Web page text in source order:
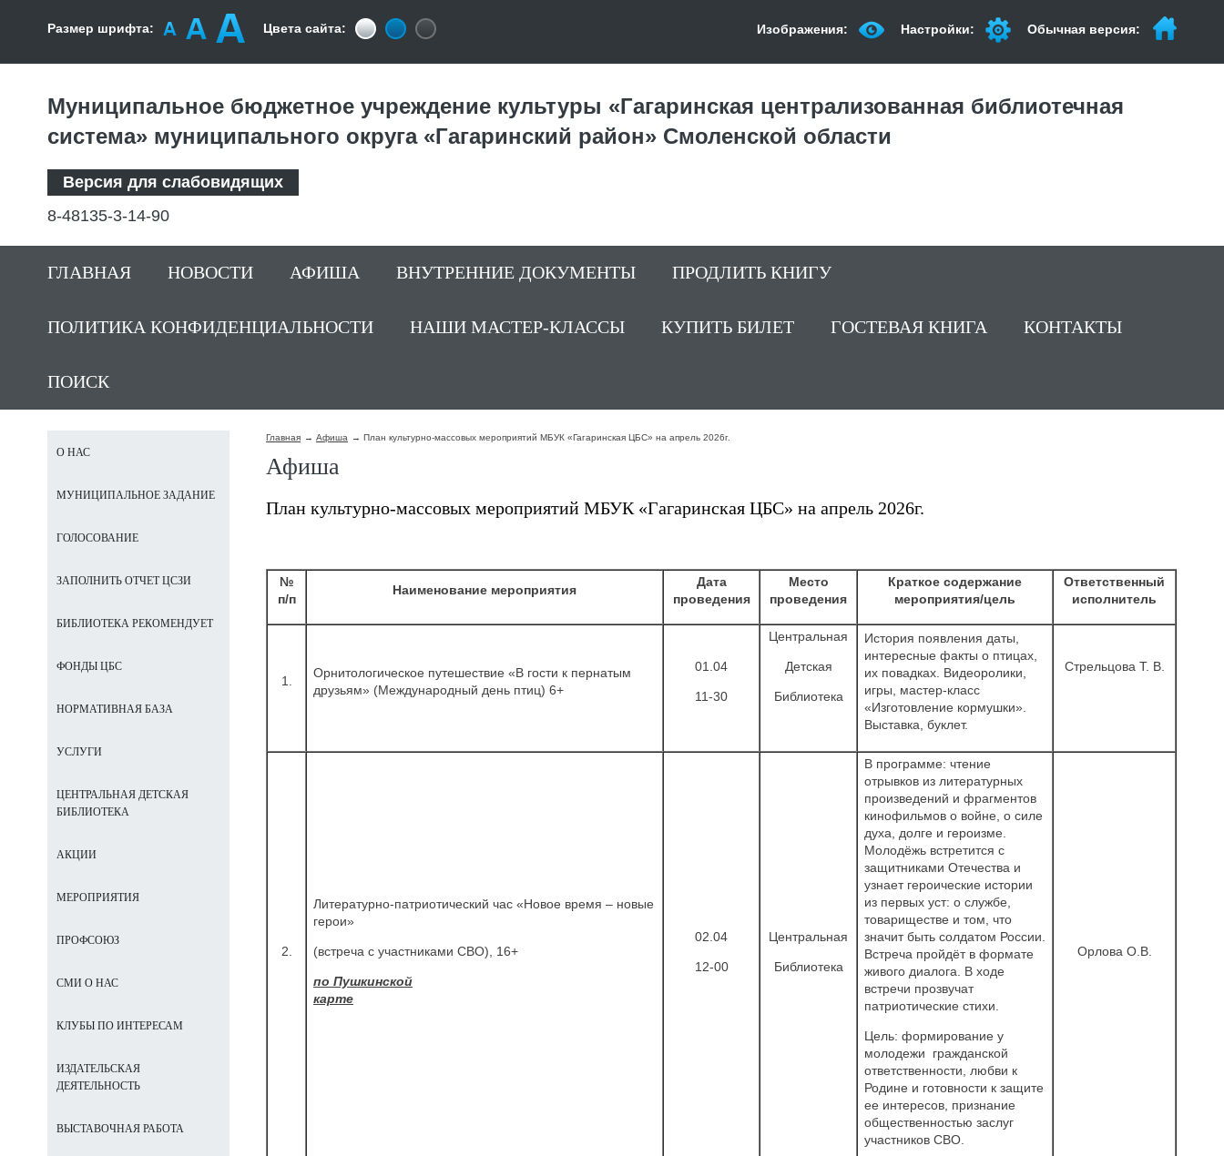
Размер шрифта: Цвета сайта: Изображения: Настройки: Обычная версия:
Муниципальное бюджетное учреждение культуры «Гагаринская централизованная библиотечная
система» муниципального округа «Гагаринский район» Смоленской области
Версия для слабовидящих
8-48135-3-14-90
ГЛАВНАЯ НОВОСТИ АФИША ВНУТРЕННИЕ ДОКУМЕНТЫ ПРОДЛИТЬ КНИГУ
ПОЛИТИКА КОНФИДЕНЦИАЛЬНОСТИ НАШИ МАСТЕР-КЛАССЫ КУПИТЬ БИЛЕТ ГОСТЕВАЯ КНИГА КОНТАКТЫ
ПОИСК
Главная Афиша План культурно-массовых мероприятий МБУК «Гагаринская ЦБС» на апрель 2026г.
Афиша
План культурно-массовых мероприятий МБУК «Гагаринская ЦБС» на апрель 2026г.
№
п/п
Наименование мероприятия
Дата
проведения
Место
проведения
Краткое содержание
мероприятия/цель
Ответственный
исполнитель
1.
Орнитологическое путешествие «В гости к пернатым
друзьям» (Международный день птиц) 6+
01.04
11-30
Центральная
Детская
Библиотека
История появления даты,
интересные факты о птицах,
их повадках. Видеоролики,
игры, мастер-класс
«Изготовление кормушки».
Выставка, буклет.
Стрельцова Т. В.
2.
Литературно-патриотический час «Новое время – новые
герои»
(встреча с участниками СВО), 16+
по Пушкинской
карте
02.04
12-00
Центральная
Библиотека
В программе: чтение
отрывков из литературных
произведений и фрагментов
кинофильмов о войне, о силе
духа, долге и героизме.
Молодёжь встретится с
защитниками Отечества и
узнает героические истории
из первых уст: о службе,
товариществе и том, что
значит быть солдатом России.
Встреча пройдёт в формате
живого диалога. В ходе
встречи прозвучат
патриотические стихи.
Цель: формирование у
молодежи гражданской
ответственности, любви к
Родине и готовности к защите
ее интересов, признание
общественностью заслуг
участников СВО.
Орлова О.В.
О НАС
МУНИЦИПАЛЬНОЕ ЗАДАНИЕ
ГОЛОСОВАНИЕ
ЗАПОЛНИТЬ ОТЧЕТ ЦСЗИ
БИБЛИОТЕКА РЕКОМЕНДУЕТ
ФОНДЫ ЦБС
НОРМАТИВНАЯ БАЗА
УСЛУГИ
ЦЕНТРАЛЬНАЯ ДЕТСКАЯ
БИБЛИОТЕКА
АКЦИИ
МЕРОПРИЯТИЯ
ПРОФСОЮЗ
СМИ О НАС
КЛУБЫ ПО ИНТЕРЕСАМ
ИЗДАТЕЛЬСКАЯ
ДЕЯТЕЛЬНОСТЬ
ВЫСТАВОЧНАЯ РАБОТА